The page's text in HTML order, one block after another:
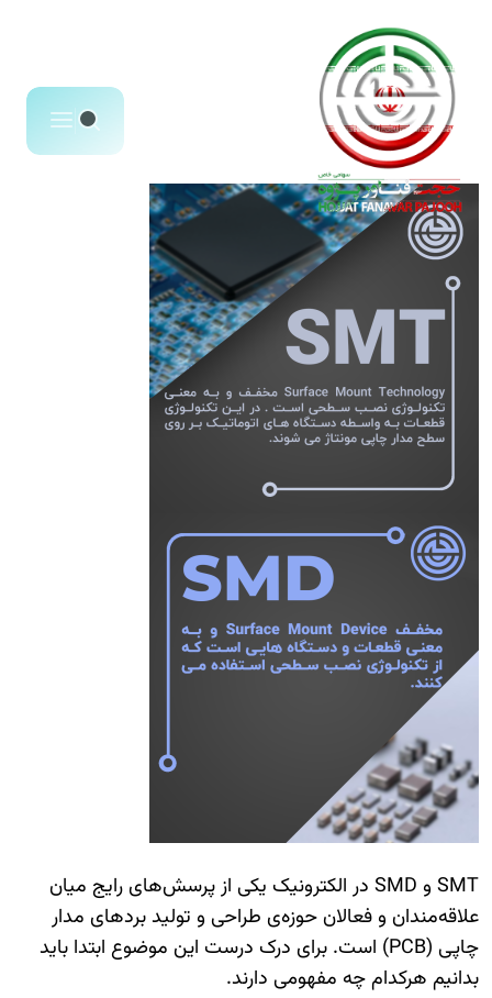
SMT و SMD در الکترونیک
یکی از پرسش‌های رایج میان
علاقه‌مندان و فعالان حوزه‌ی طراحی و تولید بردهای مدار
چاپی (PCB) است. برای درک درست این موضوع ابتدا باید
بدانیم هرکدام چه مفهومی دارند.